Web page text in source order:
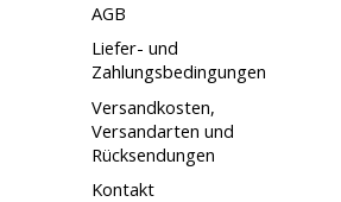
AGB
Liefer- und
Zahlungsbedingungen
Versandkosten,
Versandarten und
Rücksendungen
Kontakt